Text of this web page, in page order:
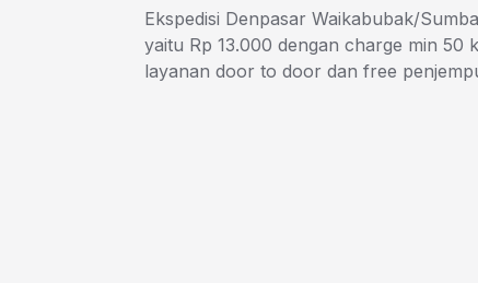
Ekspedisi Denpasar Waikabubak/
yaitu Rp 13.000 dengan charge min 50
layanan door to door dan free